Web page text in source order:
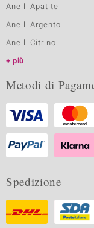
Anelli Apatite
Anelli Argento
Anelli Citrino
più
Metodi di
Spedizione